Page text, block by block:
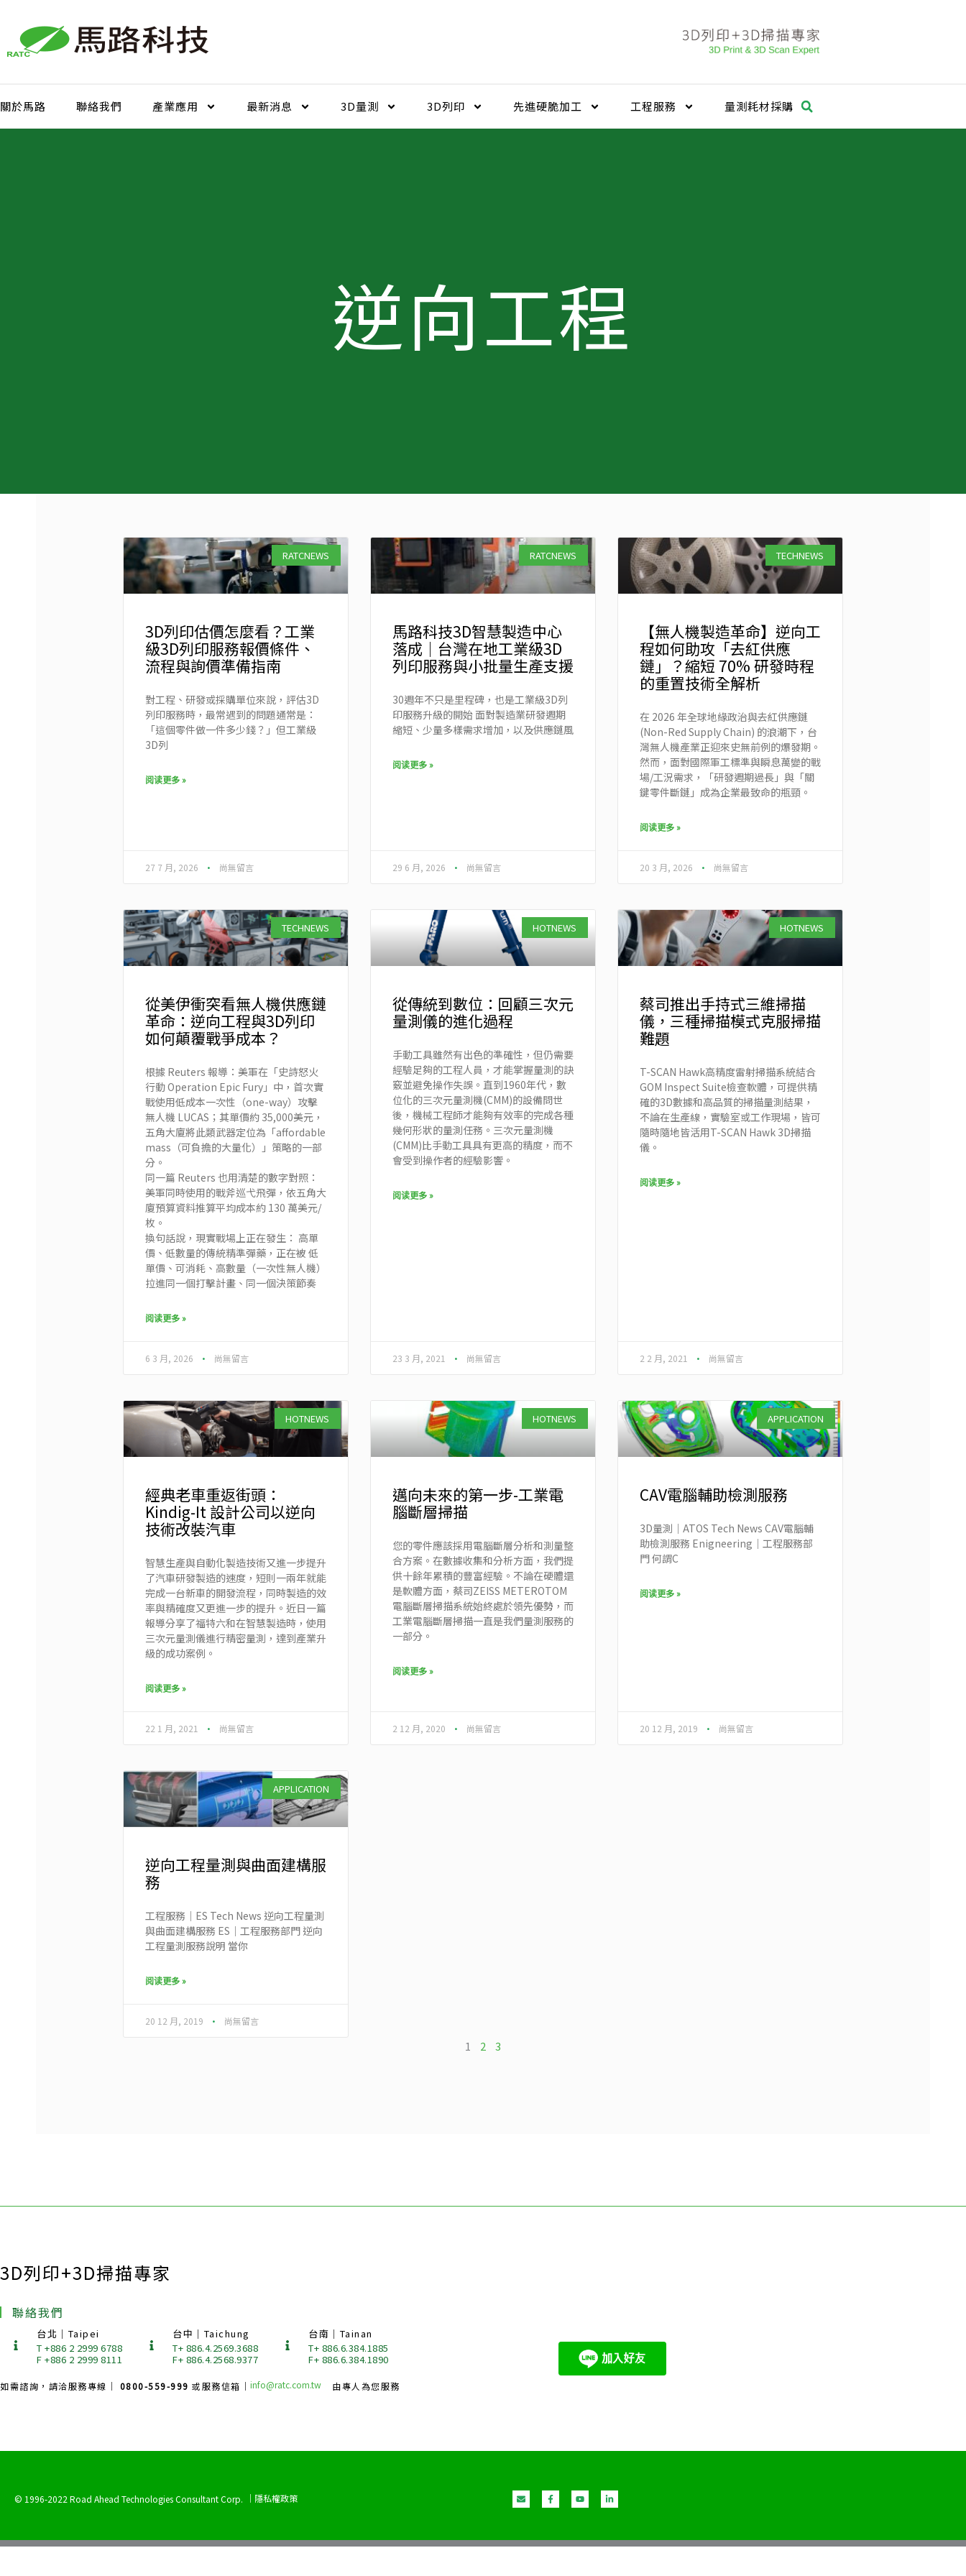
要
關於馬路
聯絡我們 產業應用 最新消息 3D量測 3D列印 先進硬脆加工​ 工程服務 量測耗材採購
逆向工程
RATCNEWS
3D列印估價怎麼看？工業
級3D列印服務報價條件、
流程與詢價準備指南
對工程、研發或採購單位來說，評估3D
列印服務時，最常遇到的問題通常是：
「這個零件做一件多少錢？」但工業級
3D列
阅读更多 »
27 7 月, 2026 尚無留言
RATCNEWS
馬路科技3D智慧製造中心
落成｜台灣在地工業級3D
列印服務與小批量生產支援
30週年不只是里程碑，也是工業級3D列
印服務升級的開始 面對製造業研發週期
縮短、少量多樣需求增加，以及供應鏈風
阅读更多 »
29 6 月, 2026 尚無留言
TECHNEWS
【無人機製造革命】逆向工
程如何助攻「去紅供應
鏈」？縮短 70% 研發時程
的重置技術全解析
在 2026 年全球地緣政治與去紅供應鏈
(Non-Red Supply Chain) 的浪潮下，台
灣無人機產業正迎來史無前例的爆發期。
然而，面對國際軍工標準與瞬息萬變的戰
場/工況需求，「研發週期過長」與「關
鍵零件斷鏈」成為企業最致命的瓶頸。
阅读更多 »
20 3 月, 2026 尚無留言
TECHNEWS
從美伊衝突看無人機供應鏈
革命：逆向工程與3D列印
如何顛覆戰爭成本？
根據 Reuters 報導：美軍在「史詩怒火
行動 Operation Epic Fury」中，首次實
戰使用低成本一次性（one-way）攻擊
無人機 LUCAS；其單價約 35,000美元，
五角大廈將此類武器定位為「affordable
mass（可負擔的大量化）」策略的一部
分。
同一篇 Reuters 也用清楚的數字對照：
美軍同時使用的戰斧巡弋飛彈，依五角大
廈預算資料推算平均成本約 130 萬美元/
枚。
換句話說，現實戰場上正在發生： 高單
價、低數量的傳統精準彈藥，正在被 低
單價、可消耗、高數量（一次性無人機）
拉進同一個打擊計畫、同一個決策節奏
阅读更多 »
6 3 月, 2026 尚無留言
HOTNEWS
從傳統到數位：回顧三次元
量測儀的進化過程
手動工具雖然有出色的準確性，但仍需要
經驗足夠的工程人員，才能掌握量測的訣
竅並避免操作失誤。直到1960年代，數
位化的三次元量測機(CMM)的設備問世
後，機械工程師才能夠有效率的完成各種
幾何形狀的量測任務。三次元量測機
(CMM)比手動工具具有更高的精度，而不
會受到操作者的經驗影響。
阅读更多 »
23 3 月, 2021 尚無留言
HOTNEWS
蔡司推出手持式三維掃描
儀，三種掃描模式克服掃描
難題
T-SCAN Hawk高精度雷射掃描系統結合
GOM Inspect Suite檢查軟體，可提供精
確的3D數據和高品質的掃描量測結果，
不論在生產線，實驗室或工作現場，皆可
隨時隨地皆活用T-SCAN Hawk 3D掃描
儀。
阅读更多 »
2 2 月, 2021 尚無留言
HOTNEWS
經典老車重返街頭：
Kindig-It 設計公司以逆向
技術改裝汽車
智慧生產與自動化製造技術又進一步提升
了汽車研發製造的速度，短則一兩年就能
完成一台新車的開發流程，同時製造的效
率與精確度又更進一步的提升。近日一篇
報導分享了福特六和在智慧製造時，使用
三次元量測儀進行精密量測，達到產業升
級的成功案例。
阅读更多 »
22 1 月, 2021 尚無留言
HOTNEWS
邁向未來的第一步-工業電
腦斷層掃描
您的零件應該採用電腦斷層分析和測量整
合方案。在數據收集和分析方面，我們提
供十餘年累積的豐富經驗。不論在硬體還
是軟體方面，蔡司ZEISS METEROTOM
電腦斷層掃描系統始終處於領先優勢，而
工業電腦斷層掃描一直是我們量測服務的
一部分。
阅读更多 »
2 12 月, 2020 尚無留言
APPLICATION
CAV電腦輔助檢測服務
3D量測｜ATOS Tech News​ CAV電腦輔
助檢測服務 Enigneering｜工程服務部
門 何謂C
阅读更多 »
20 12 月, 2019 尚無留言
APPLICATION
逆向工程量測與曲面建構服
務
工程服務｜ES Tech News 逆向工程量測
與曲面建構服務 ES｜工程服務部門 逆向
工程量測服務說明 當你
阅读更多 »
20 12 月, 2019 尚無留言
1 2 3
3D列印+3D掃描專家
聯絡我們
台北｜Taipei
T +886 2 2999 6788
F +886 2 2999 8111
台中｜Taichung
T+ 886.4.2569.3688
F+ 886.4.2568.9377
台南｜Tainan
T+ 886.6.384.1885
F+ 886.6.384.1890
如需諮詢，請洽服務專線｜ 0800-559-999 或服務信箱｜ info@ratc.com.tw 由專人為您服務
© 1996-2022 Road Ahead Technologies Consultant Corp. ｜隱私權政策 E
n
v
p
F
a
c
o
Y
o
u
e
L
i
n
i